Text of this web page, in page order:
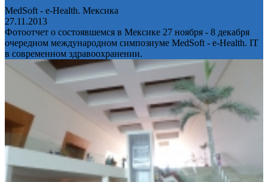
MedSoft - e-Health. Мексика
27.11.2013
Фотоотчет о состоявшемся в Мексике 27 ноября - 8 декабря
очередном международном симпозиуме MedSoft - e-Health. IT
в современном здравоохранении.